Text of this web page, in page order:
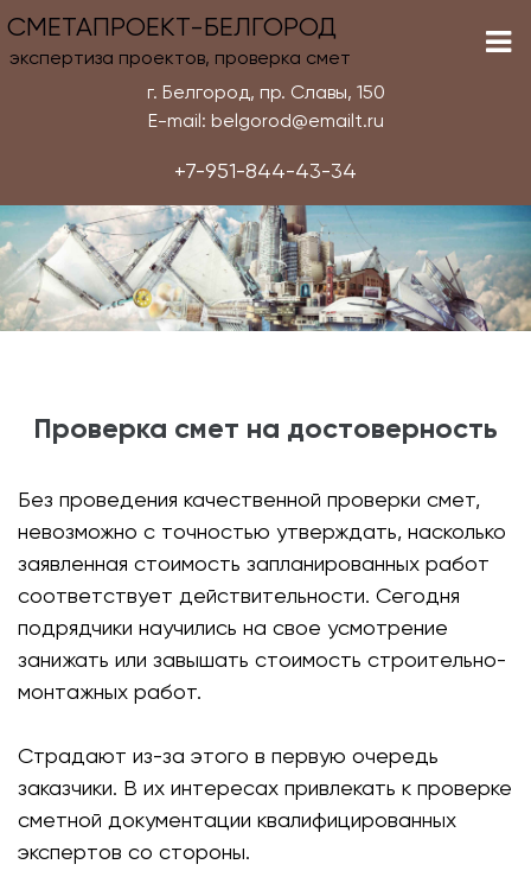
СМЕТАПРОЕКТ-БЕЛГОРОД
экспертиза проектов, проверка смет
г. Белгород, пр. Славы, 150
E-mail: belgorod@emailt.ru
+7-951-844-43-34
Проверка смет на достоверность
Без проведения качественной проверки смет,
невозможно с точностью утверждать, насколько
заявленная стоимость запланированных работ
соответствует действительности. Сегодня
подрядчики научились на свое усмотрение
занижать или завышать стоимость строительно-
монтажных работ.
Страдают из-за этого в первую очередь
заказчики. В их интересах привлекать к проверке
сметной документации квалифицированных
экспертов со стороны.